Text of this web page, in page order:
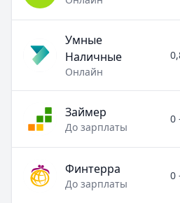
Умные
Наличные
Онлайн
Займер
До зарплаты
0
Финтерра
До зарплаты
0